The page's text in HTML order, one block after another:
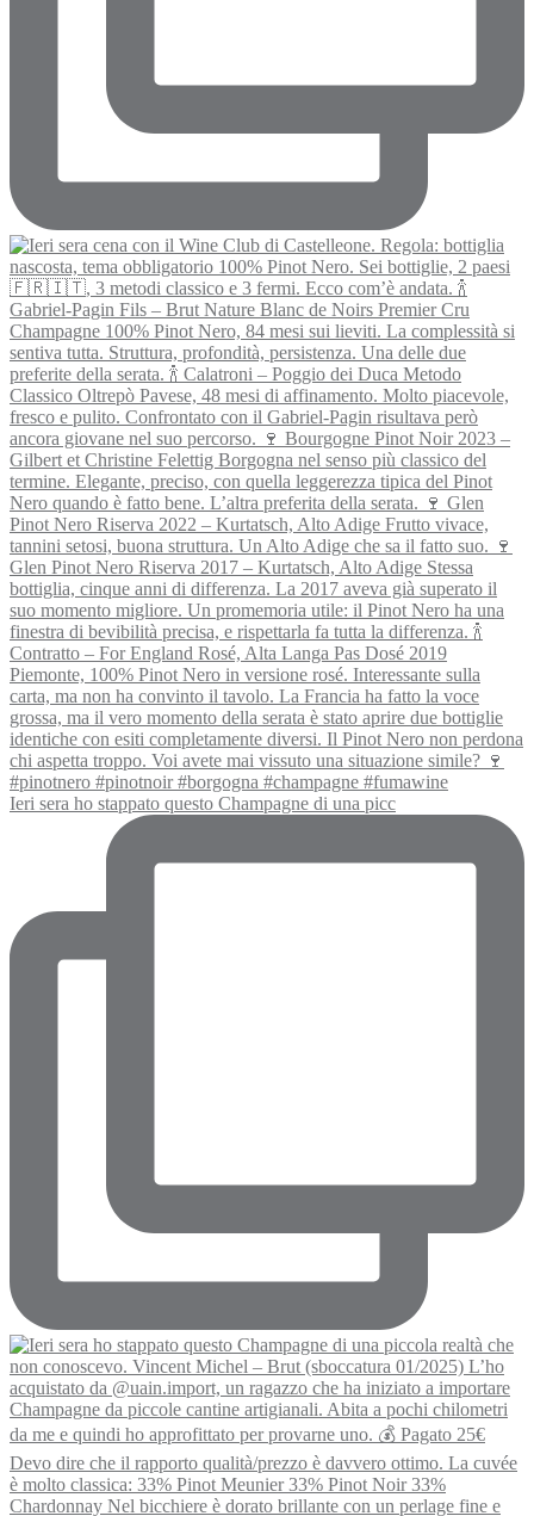
Ieri sera ho stappato questo Champagne di una picc